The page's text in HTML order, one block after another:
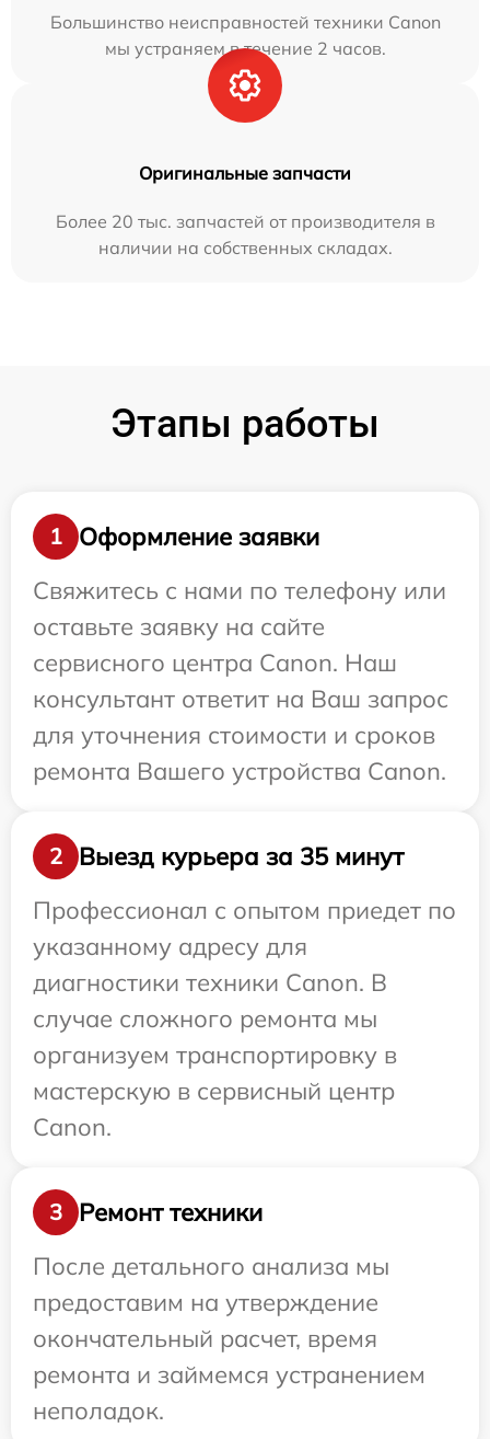
Большинство неисправностей техники Canon
мы устраняем в течение 2 часов.
Оригинальные запчасти
Более 20 тыс. запчастей от производителя в
наличии на собственных складах.
Этапы работы
1
Оформление заявки
Свяжитесь с нами по телефону или
оставьте заявку на сайте
сервисного центра Canon. Наш
консультант ответит на Ваш запрос
для уточнения стоимости и сроков
ремонта Вашего устройства Canon.
2
Выезд курьера за 35 минут
Профессионал с опытом приедет по
указанному адресу для
диагностики техники Canon. В
случае сложного ремонта мы
организуем транспортировку в
мастерскую в сервисный центр
Canon.
3
Ремонт техники
После детального анализа мы
предоставим на утверждение
окончательный расчет, время
ремонта и займемся устранением
неполадок.